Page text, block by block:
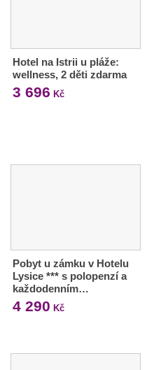
Hotel na Istrii u pláže:
wellness, 2 děti zdarma
3 696 Kč
Pobyt u zámku v Hotelu
Lysice *** s polopenzí a
každodenním…
4 290 Kč